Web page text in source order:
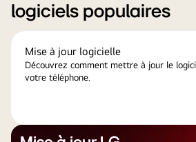
logiciels populaires
Mise à jour logicielle
Découvrez comment mettre à jour le
votre téléphone.